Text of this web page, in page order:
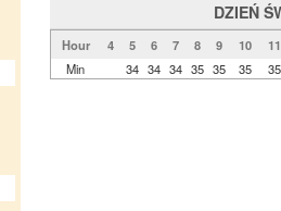
DZIEŃ
Hour 4 5 6 7 8 9 10
11
Min
34 34 34 35 35 35 35